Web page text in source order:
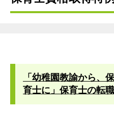
「幼稚園教諭から、
育士に」保育士の転